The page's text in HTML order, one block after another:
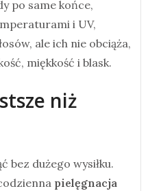
po same końce,
i UV,
ale ich nie obciąża,
miękkość i blask.
niż
bez dużego wysiłku.
pielęgnacja